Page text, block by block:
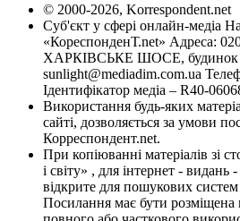
© 2000-2026, Korrespondent.net
Суб'єкт у сфері онлайн-медіа
«КореспонденТ.net» Адреса:
ХАРКІВСЬКЕ ШОСЕ, будинок
sunlight@mediadim.com.ua
Ідентифікатор медіа – R40-
Використання будь-яких
сайті, дозволяється за умови
Корреспондент.net.
При копіюванні матеріалів зі
і світу» , для інтернет - видань
відкрите для пошукових
Посилання має бути розміщена